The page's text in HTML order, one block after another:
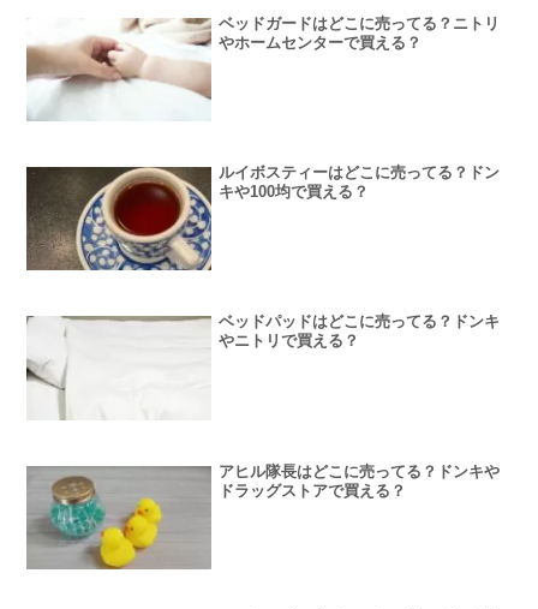
ベッドガードはどこに売ってる？ニトリ
やホームセンターで買える？
ルイボスティーはどこに売ってる？ドン
キや100均で買える？
ベッドパッドはどこに売ってる？ドンキ
やニトリで買える？
アヒル隊長はどこに売ってる？ドンキや
ドラッグストアで買える？